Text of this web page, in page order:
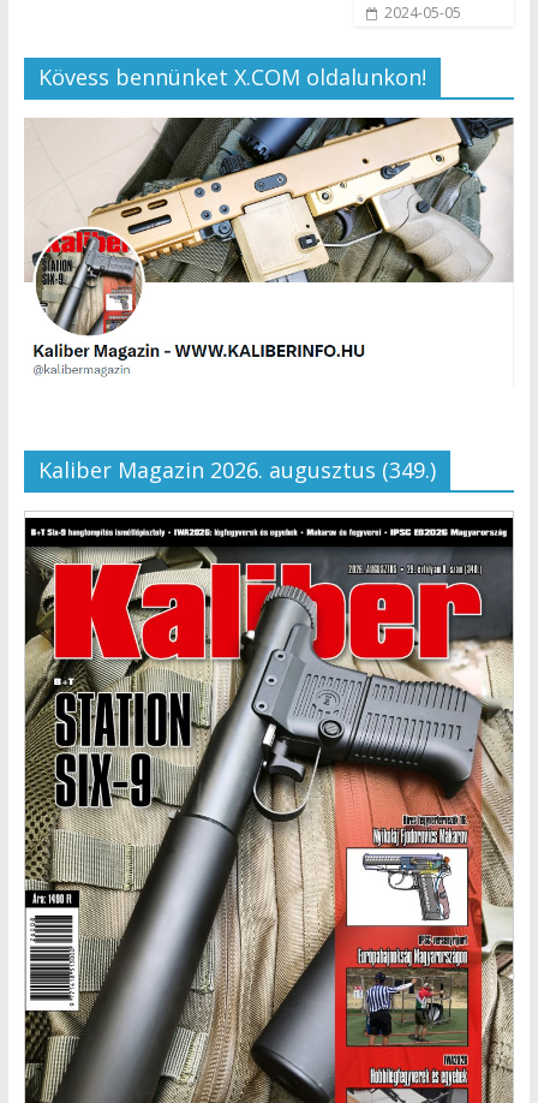
2024-05-05
Kövess bennünket X.COM oldalunkon!
Kaliber Magazin 2026. augusztus (349.)